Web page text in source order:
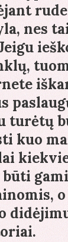
nes
turėtų
kuo